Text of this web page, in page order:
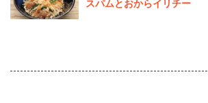
スパムとおからイリチー